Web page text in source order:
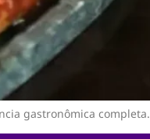
gastronômica completa.